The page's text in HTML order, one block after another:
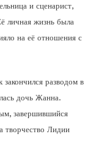
и сценарист,
личная жизнь была
на её отношения с
разводом в
дочь Жанна.
завершившийся
творчество Лидии